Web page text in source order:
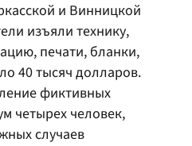
и Винницкой
изъяли технику,
печати, бланки,
40 тысяч долларов.
фиктивных
четырех человек,
случаев